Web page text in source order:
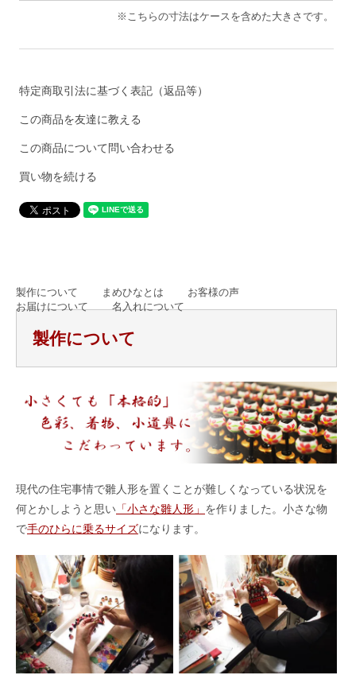
※こちらの寸法はケースを含めた大きさです。
特定商取引法に基づく表記（返品等）
この商品を友達に教える
この商品について問い合わせる
買い物を続ける
製作について まめひなとは
お客様の声
お届けについて
名入れについて
製作について
現代の住宅事情で雛人形を置くことが難しくなっている状況を
何とかしようと思い 「小さな雛人形」 を作りました。小さな物
で手のひらに乗るサイズになります。